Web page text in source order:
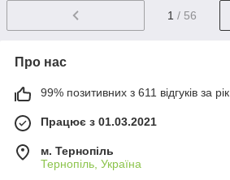
1 / 56
Про нас
99% позитивних з 611 відгуків за рік
Працює з 01.03.2021
м. Тернопіль
Тернопіль, Україна